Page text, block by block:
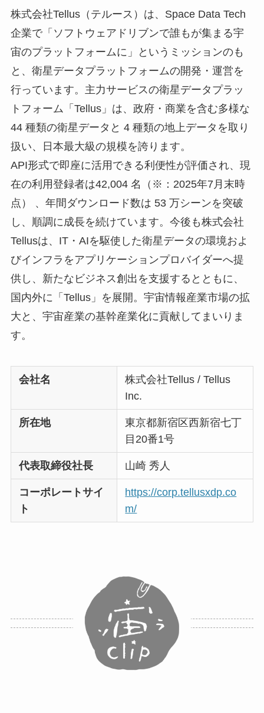
株式会社Tellus（テルース）は、Space Data Tech
企業で「ソフトウェアドリブンで誰もが集まる宇
宙のプラットフォームに」というミッションのも
と、衛星データプラットフォームの開発・運営を
行っています。主力サービスの衛星データプラッ
トフォーム「Tellus」は、政府・商業を含む多様な
44 種類の衛星データと 4 種類の地上データを取り
扱い、日本最大級の規模を誇ります。
API形式で即座に活用できる利便性が評価され、現
在の利用登録者は42,004 名（※：2025年7月末時
点） 、年間ダウンロード数は 53 万シーンを突破
し、順調に成長を続けています。今後も株式会社
Tellusは、IT・AIを駆使した衛星データの環境およ
びインフラをアプリケーションプロバイダーへ提
供し、新たなビジネス創出を支援するとともに、
国内外に「Tellus」を展開。宇宙情報産業市場の拡
大と、宇宙産業の基幹産業化に貢献してまいりま
す。
会社名
株式会社Tellus / Tellus
Inc.
所在地
東京都新宿区西新宿七丁
目20番1号
代表取締役社長 山崎 秀人
コーポレートサイ
ト
https://corp.tellusxdp.co
m/